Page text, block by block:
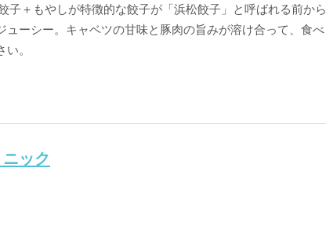
＋もやしが特徴的な餃子が「浜松餃子」と呼ばれる前から
ーシー。キャベツの甘味と豚肉の旨みが溶け合って、食べ
。
ック